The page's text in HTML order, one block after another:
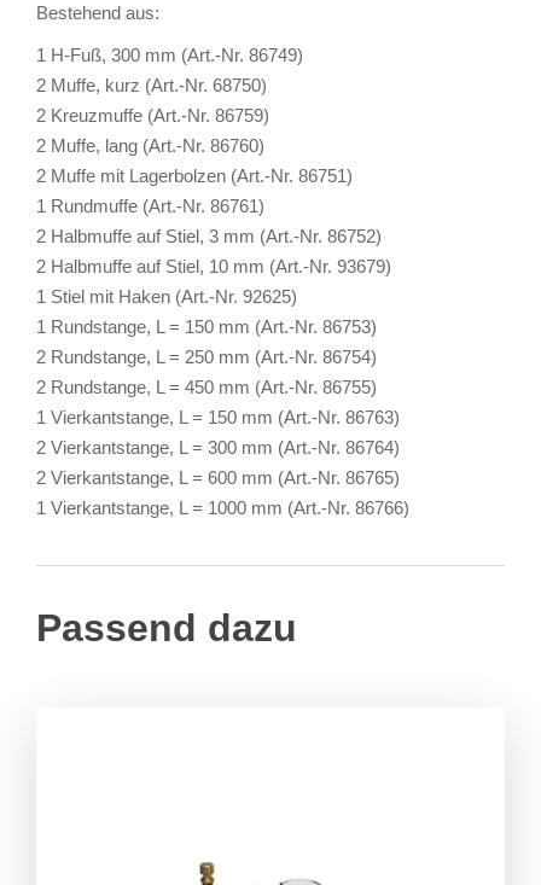
Bestehend aus:
1 H-Fuß, 300 mm (Art.-Nr. 86749)
2 Muffe, kurz (Art.-Nr. 68750)
2 Kreuzmuffe (Art.-Nr. 86759)
2 Muffe, lang (Art.-Nr. 86760)
2 Muffe mit Lagerbolzen (Art.-Nr. 86751)
1 Rundmuffe (Art.-Nr. 86761)
2 Halbmuffe auf Stiel, 3 mm (Art.-Nr. 86752)
2 Halbmuffe auf Stiel, 10 mm (Art.-Nr. 93679)
1 Stiel mit Haken (Art.-Nr. 92625)
1 Rundstange, L = 150 mm (Art.-Nr. 86753)
2 Rundstange, L = 250 mm (Art.-Nr. 86754)
2 Rundstange, L = 450 mm (Art.-Nr. 86755)
1 Vierkantstange, L = 150 mm (Art.-Nr. 86763)
2 Vierkantstange, L = 300 mm (Art.-Nr. 86764)
2 Vierkantstange, L = 600 mm (Art.-Nr. 86765)
1 Vierkantstange, L = 1000 mm (Art.-Nr. 86766)
Passend dazu